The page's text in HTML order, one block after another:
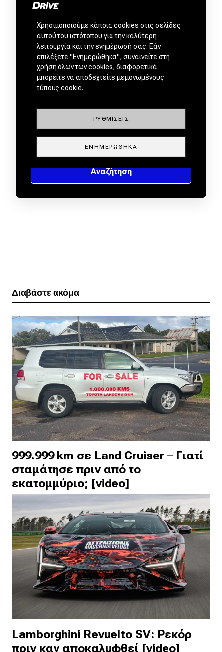
Διαβάστε ακόμα
999.999 km σε Land Cruiser – Γιατί
σταμάτησε πριν από το
εκατομμύριο; [video]
Lamborghini Revuelto SV: Ρεκόρ
πριν καν αποκαλυφθεί [video]
Χρησιμοποιούμε κάποια cookies στις σελίδες
αυτού του ιστότοπου για την καλύτερη
λειτουργία και την ενημέρωσή σας. Εάν
επιλέξετε "Ενημερώθηκα", συναινείτε στη
χρήση όλων των cookies, διαφορετικά
μπορείτε να αποδεχτείτε μεμονωμένους
τύπους cookie.
ΡΥΘΜΊΣΕΙΣ
ΕΝΗΜΕΡΏΘΗΚΑ